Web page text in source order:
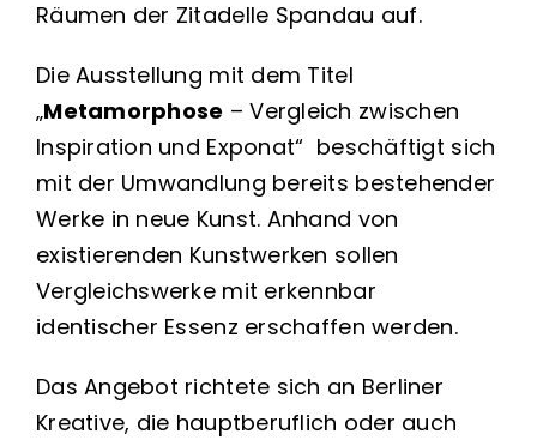
Räumen der Zitadelle Spandau auf.
Die Ausstellung mit dem Titel
„Metamorphose – Vergleich zwischen
Inspiration und Exponat“ beschäftigt sich
mit der Umwandlung bereits bestehender
Werke in neue Kunst. Anhand von
existierenden Kunstwerken sollen
Vergleichswerke mit erkennbar
identischer Essenz erschaffen werden.
Das Angebot richtete sich an Berliner
Kreative, die hauptberuflich oder auch